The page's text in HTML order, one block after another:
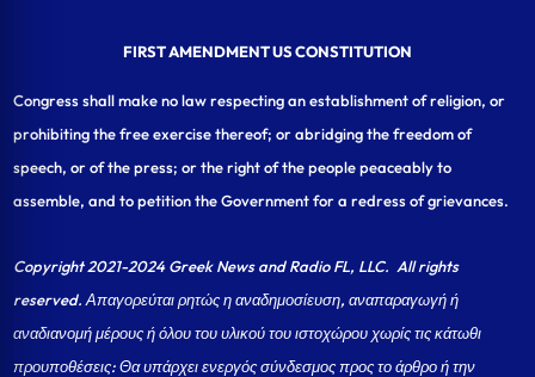
FIRST AMENDMENT US CONSTITUTION
Congress shall make no law respecting an establishment of religion, or
prohibiting the free exercise thereof; or abridging the freedom of
speech, or of the press; or the right of the people peaceably to
assemble, and to petition the Government for a redress of grievances.
Copyright 2021-2024 Greek News and Radio FL, LLC. All rights
reserved. Απαγορεύται ρητώς η αναδημοσίευση, αναπαραγωγή ή
αναδιανομή μέρους ή όλου του υλικού του ιστοχώρου χωρίς τις κάτωθι
προυποθέσεις: Θα υπάρχει ενεργός σύνδεσμος προς το άρθρο ή την